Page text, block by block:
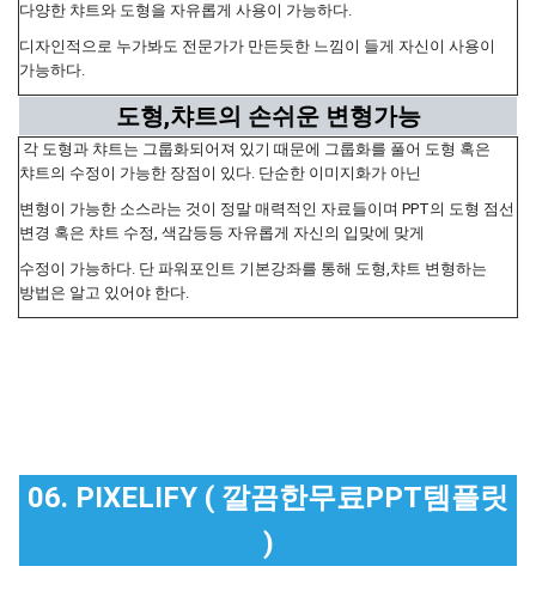
다양한 챠트와 도형을 자유롭게 사용이 가능하다.
디자인적으로 누가봐도 전문가가 만든듯한 느낌이 들게 자신이 사용이
가능하다.
도형,챠트의 손쉬운 변형가능
각 도형과 챠트는 그룹화되어져 있기 때문에 그룹화를 풀어 도형 혹은
챠트의 수정이 가능한 장점이 있다. 단순한 이미지화가 아닌
변형이 가능한 소스라는 것이 정말 매력적인 자료들이며 PPT의 도형 점선
변경 혹은 챠트 수정, 색감등등 자유롭게 자신의 입맞에 맞게
수정이 가능하다. 단 파워포인트 기본강좌를 통해 도형,챠트 변형하는
방법은 알고 있어야 한다.
06. PIXELIFY ( 깔끔한무료PPT템플릿
)